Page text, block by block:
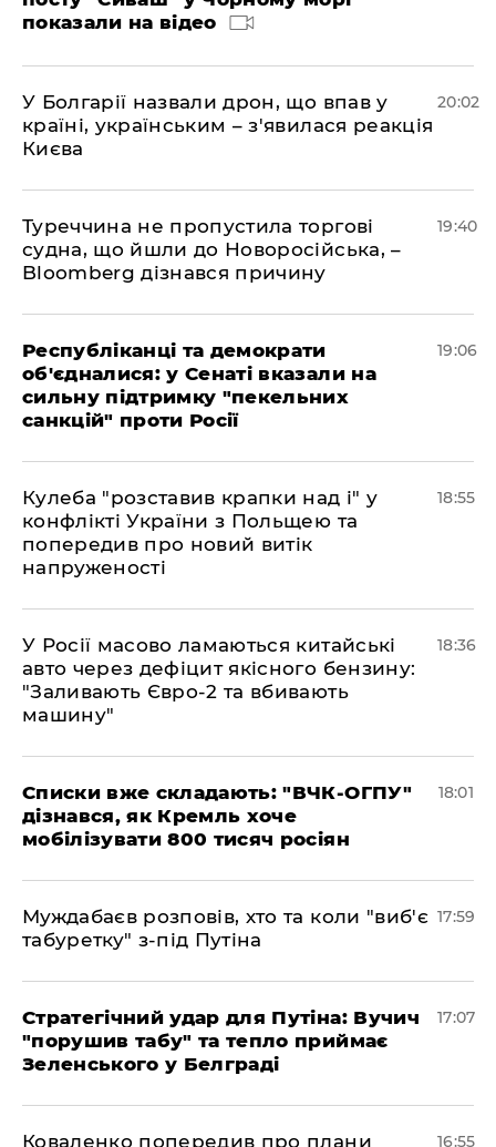
показали на відео
У Болгарії назвали дрон, що впав у
країні, українським – з'явилася реакція
Києва
20:02
Туреччина не пропустила торгові
судна, що йшли до Новоросійська, –
Bloomberg дізнався причину
19:40
Республіканці та демократи
об'єдналися: у Сенаті вказали на
сильну підтримку "пекельних
санкцій" проти Росії
19:06
Кулеба "розставив крапки над і" у
конфлікті України з Польщею та
попередив про новий витік
напруженості
18:55
У Росії масово ламаються китайські
авто через дефіцит якісного бензину:
"Заливають Євро-2 та вбивають
машину"
18:36
Списки вже складають: "ВЧК-ОГПУ"
дізнався, як Кремль хоче
мобілізувати 800 тисяч росіян
18:01
Муждабаєв розповів, хто та коли "виб'є
табуретку" з-під Путіна
17:59
Стратегічний удар для Путіна: Вучич
"порушив табу" та тепло приймає
Зеленського у Белграді
17:07
Коваленко попередив про плани
16:55